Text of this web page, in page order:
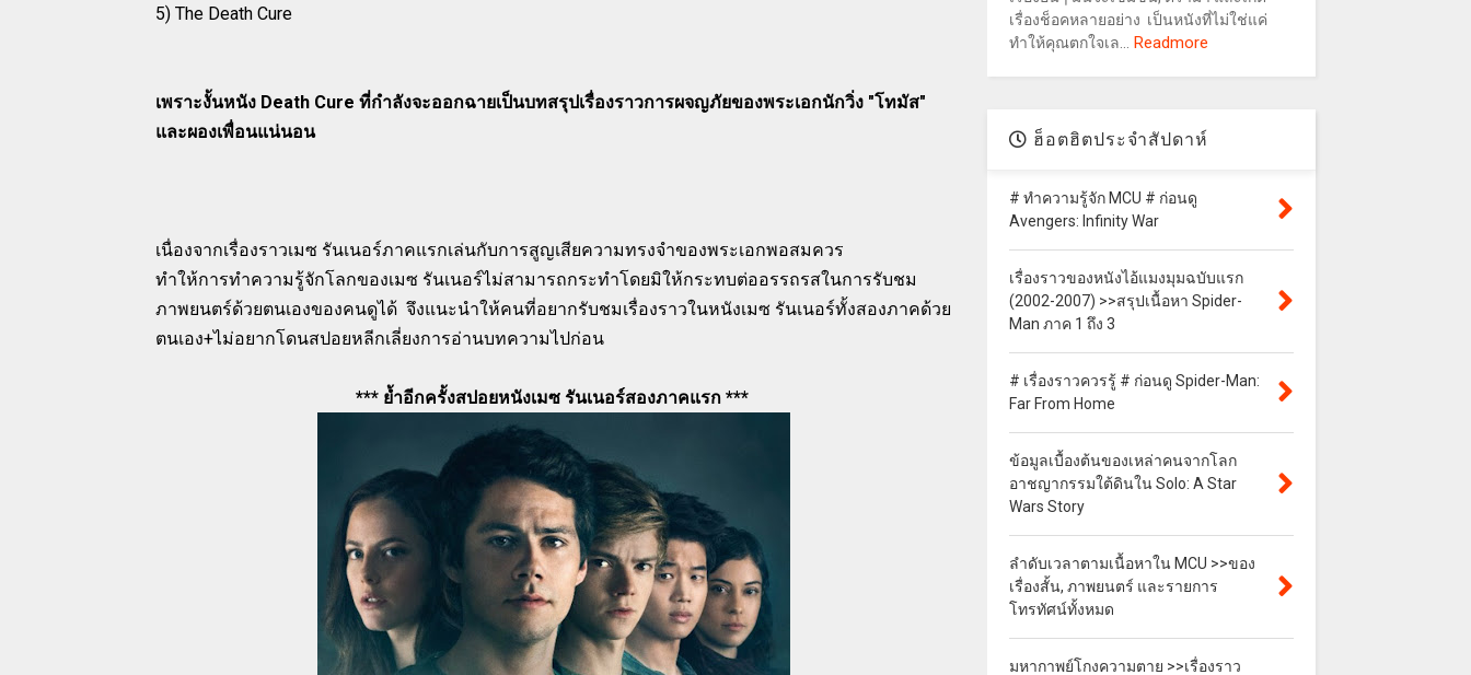
5) The Death Cure
เพราะงั้นหนัง Death Cure ที่กำลังจะออกฉายเป็นบทสรุปเรื่องราวการผจญภัยของพระเอกนักวิ่ง "โทมัส"
และผองเพื่อนแน่นอน
เนื่องจากเรื่องราวเมซ รันเนอร์ภาคแรกเล่นกับการสูญเสียความทรงจำของพระเอกพอสมควร
ทำให้การทำความรู้จักโลกของเมซ รันเนอร์ไม่สามารถกระทำโดยมิให้กระทบต่ออรรถรสในการรับชม
ภาพยนตร์ด้วยตนเองของคนดูได้ จึงแนะนำให้คนที่อยากรับชมเรื่องราวในหนังเมซ รันเนอร์ทั้งสองภาคด้วย
ตนเอง+ไม่อยากโดนสปอยหลีกเลี่ยงการอ่านบทความไปก่อน
*** ย้ำอีกครั้งสปอยหนังเมซ รันเนอร์สองภาคแรก ***
เรื่องช็อคหลายอย่าง เป็นหนังที่ไม่ใช่แค่
ทำให้คุณตกใจเล...
Readmore
ฮ็อตฮิตประจำสัปดาห์
# ทำความรู้จัก MCU # ก่อนดู
Avengers: Infinity War
เรื่องราวของหนังไอ้แมงมุมฉบับแรก
(2002-2007) >>สรุปเนื้อหา Spider-
Man ภาค 1 ถึง 3
# เรื่องราวควรรู้ # ก่อนดู Spider-Man:
Far From Home
ข้อมูลเบื้องต้นของเหล่าคนจากโลก
อาชญากรรมใต้ดินใน Solo: A Star
Wars Story
ลำดับเวลาตามเนื้อหาใน MCU >>ของ
เรื่องสั้น, ภาพยนตร์ และรายการ
โทรทัศน์ทั้งหมด
มหากาพย์โกงความตาย >>เรื่องราว